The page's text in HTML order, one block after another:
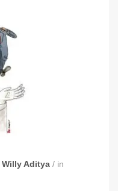
Willy Aditya / in